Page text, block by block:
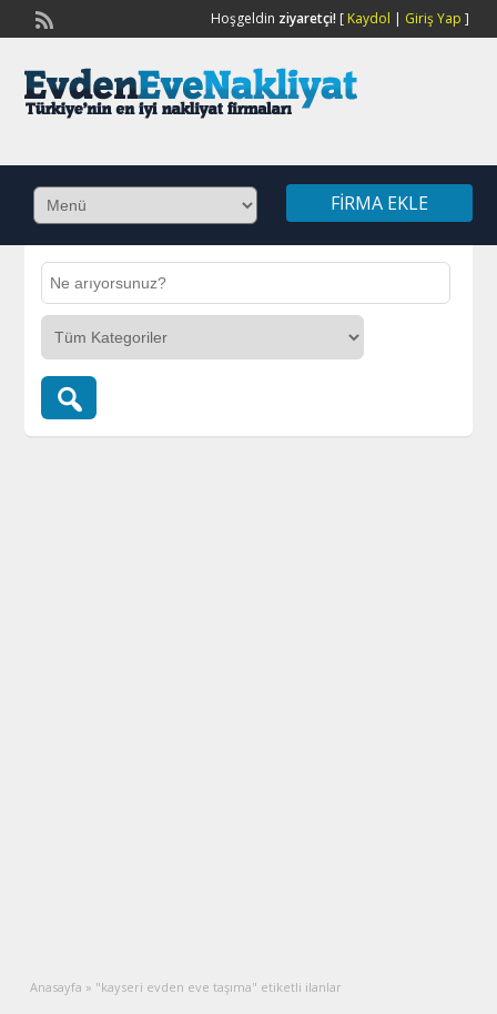
Hoşgeldin ziyaretçi![ Kaydol | Giriş Yap ]
FIRMA EKLE
Anasayfa » "kayseri evden eve taşıma" etiketli ilanlar